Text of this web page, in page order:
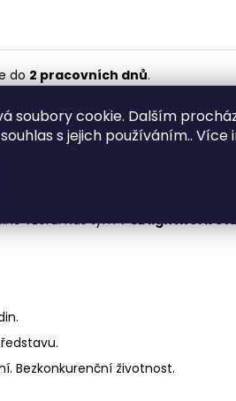
soubory cookie. Dalším
s jejich používáním..
do2 pracovních dnů.
nabízí moderní,
vzoru. Náš tým v3Dlightwork
Bezkonkurenční životnost.